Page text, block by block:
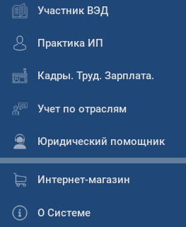
Участник ВЭД
Практика ИП
Кадры. Труд. Зарплата.
Учет по отраслям
Юридический помощник
Интернет-магазин
О Системе